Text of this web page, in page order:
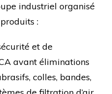
industriel organisé
:
et de
avant éliminations
colles, bandes,